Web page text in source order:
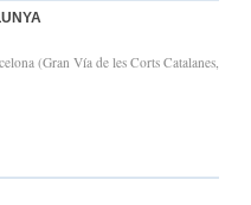
(Gran Vía de les Corts Catalanes,